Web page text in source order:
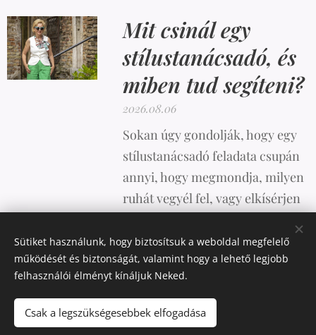
Mit csinál egy
stílustanácsadó, és
miben tud segíteni?
2026.08.06
Sokan úgy gondolják, hogy egy
stílustanácsadó feladata csupán
annyi, hogy megmondja, milyen
ruhát vegyél fel, vagy elkísérjen
ennél sokkal összetettebb.
Az oldalt aWebnodeműködteti
Sütiket használunk, hogy biztosítsuk a weboldal megfelelő
működését és biztonságát, valamint hogy a lehető legjobb
felhasználói élményt kínáljuk Neked.
Csak a legszükségesebbek elfogadása